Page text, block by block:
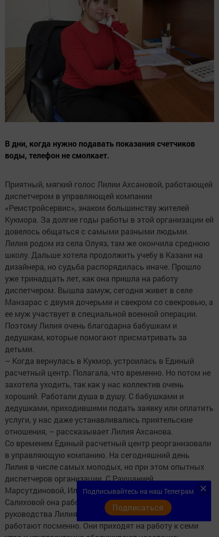
В дни, когда нужно подавать показания счетчиков
воды, телефон не смолкает.
Приятный, мягкий голос Лилии Ахсановой, работающей
диспетчером в управляющей компании
«Ремстройсервис», знаком большинству жителей
Кукмора. За долгие годы работы в этой организации ей
довелось общаться с самыми разными людьми.
Лилия родом из села Олуяз, там же окончила среднюю
школу. Дальше хотела продолжить учебу в Казани на
дизайнера, но судьба распорядилась иначе. Прошло
уже тринадцать лет, как она пришла на работу
диспетчером. Вышла замуж, сегодня живет в селе
Манзарас с двумя дочерьми и свекром со свекровью, а
ее муж участвует в специальной военной операции.
Поэтому Лилия очень благодарна бабушкам и
дедушкам, которые помогают присматривать за
детьми.
– Когда вернулась в Кукмор, устроилась в Единый
расчетный центр. Полагала, что временно. Но потом не
захотела уходить, так как у нас коллектив очень
хороший. Работали душа в душу. С бабушками и
дедушками, приходившими подать заявку или оплатить
услуги, у нас даже устанавливались приятельские
отношения, – рассказывает Лилия Ахсанова.
Со временем Единый расчетный центр реорганизовали
в управляющую компанию. На сегодняшний день
Лилия в числе самых молодых, но при этом опытных
диспетчеров организации. С Раушанией
Марсутдиновой, Илхамией Хакимовой и Дилярой
Салиховой она работает дружно и слаженно. И у
руководства Лилия на хорошем счету. Диспетчеры
работают посменно. Они приходят на работу к семи
Подписывайтесь на наш Телеграм
Подписаться